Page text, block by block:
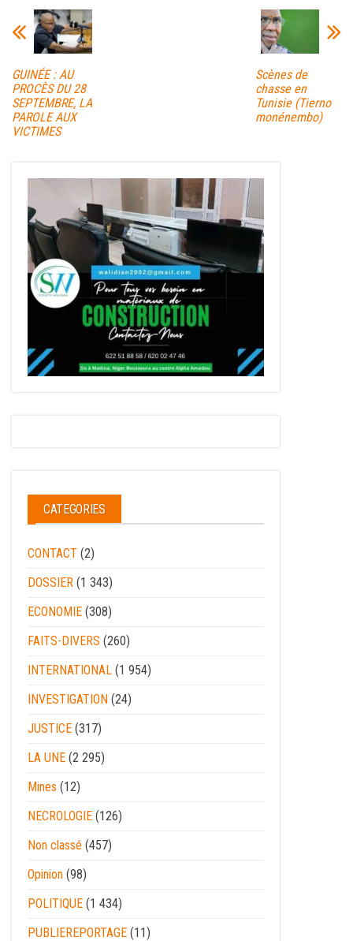
GUINÉE : AU
PROCÈS DU 28
SEPTEMBRE, LA
PAROLE AUX
VICTIMES
Scènes de
chasse en
Tunisie (Tierno
monénembo)
CATEGORIES
CONTACT (2)
DOSSIER (1 343)
ECONOMIE (308)
FAITS-DIVERS (260)
INTERNATIONAL (1 954)
INVESTIGATION (24)
JUSTICE (317)
LA UNE (2 295)
Mines (12)
NECROLOGIE (126)
Non classé (457)
Opinion (98)
POLITIQUE (1 434)
PUBLIEREPORTAGE (11)